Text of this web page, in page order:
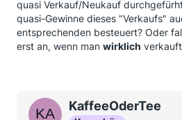
quasi Verkauf/Neukauf
quasi-Gewinne dieses "Verkaufs"
entsprechenden besteuert? Oder
erst an, wenn man wirklich
KaffeeOderTee